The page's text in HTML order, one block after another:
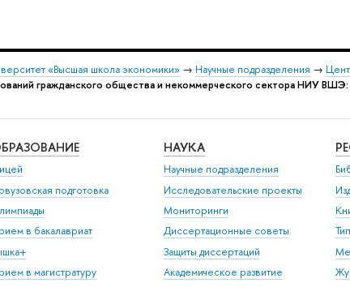
«Высшая школа экономики» → Научные подразделения →
гражданского общества и некоммерческого сектора НИУ
подготовка
в бакалавриат
в магистратуру
НАУКА
Научные подразделения
Исследовательские проекты
Мониторинги
Диссертационные советы
Защиты диссертаций
Академическое развитие